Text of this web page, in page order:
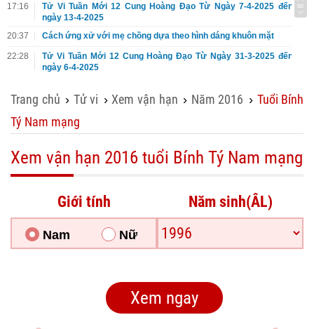
17:16
Tử Vi Tuần Mới 12 Cung Hoàng Đạo Từ Ngày 7-4-2025 đến
ngày 13-4-2025
20:37
Cách ứng xử với mẹ chồng dựa theo hình dáng khuôn mặt
22:28
Tử Vi Tuần Mới 12 Cung Hoàng Đạo Từ Ngày 31-3-2025 đến
ngày 6-4-2025
Trang chủ › Tử vi ›Xem vận hạn › Năm 2016 › Tuổi Bính
Tý Nam mạng
Xem vận hạn 2016 tuổi Bính Tý Nam mạng
Giới tính
Nam Nữ
Năm sinh(ÂL)